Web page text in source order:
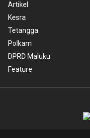
Artikel
Kesra
Tetangga
Polkam
DPRD Maluku
Feature